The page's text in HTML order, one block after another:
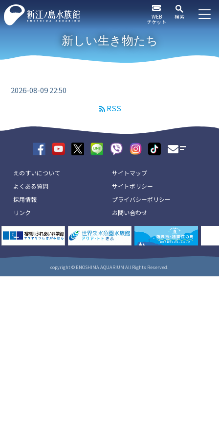
WEB
チケット
検索
新しい生き物たち
2026-08-09 22:50
RSS
えのすいについて
よくある質問
採用情報
リンク
サイトマップ
サイトポリシー
プライバシーポリシー
お問い合わせ
copyright © ENOSHIMA AQUARIUM All Rights Reserved.